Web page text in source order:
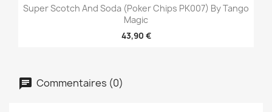
Super Scotch And Soda (Poker Chips PK007) By Tango
Magic
43,90 €
Commentaires (0)